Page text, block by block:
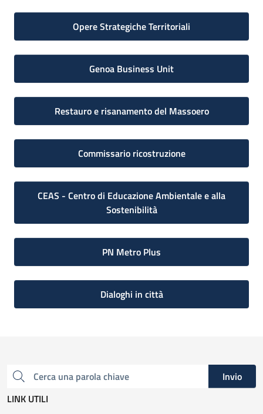
Opere Strategiche Territoriali
Genoa Business Unit
Restauro e risanamento del Massoero
Commissario ricostruzione
CEAS - Centro di Educazione Ambientale e alla
Sostenibilità
PN Metro Plus
Dialoghi in città
Cerca una parola chiave
Invio
LINK UTILI